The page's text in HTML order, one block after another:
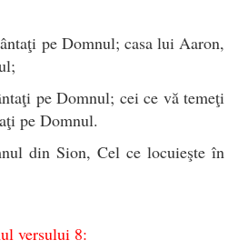
pe Domnul; casa lui Aaron,
pe Domnul; cei ce vă temeţi
pe Domnul.
din Sion, Cel ce locuieşte în
versului 8: